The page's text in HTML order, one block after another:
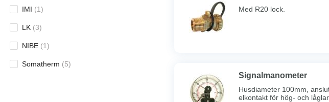
IMI (1)
LK (3)
NIBE (1)
Somatherm (5)
Med R20 lock.
Signalmanometer
Husdiameter 100mm,
elkontakt för hög- och